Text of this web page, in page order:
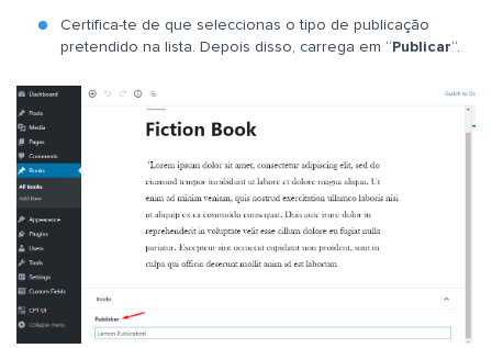
Certifica-te de que seleccionas o tipo de publicação
pretendido na lista. Depois disso, carrega em “ Publicar“.